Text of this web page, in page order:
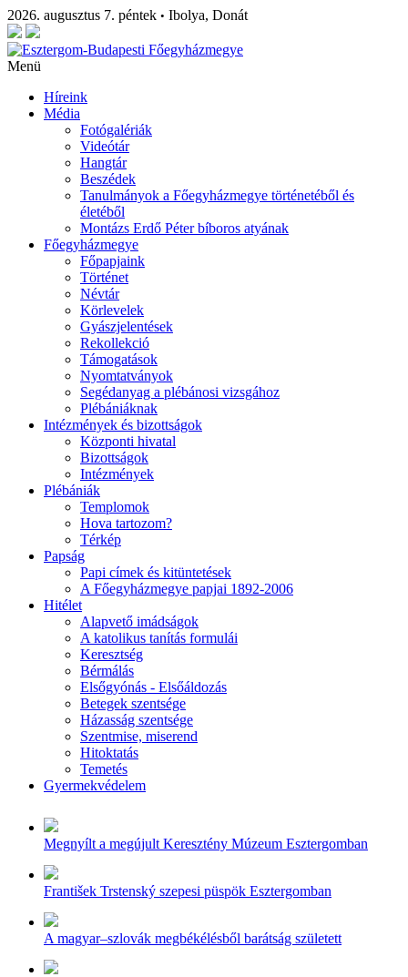
2026. augusztus 7. péntek • Ibolya, Donát
Menü
Híreink
Média
Fotógalériák
Videótár
Hangtár
Beszédek
Tanulmányok a Főegyházmegye történetéből és
életéből
Montázs Erdő Péter bíboros atyának
Főegyházmegye
Főpapjaink
Történet
Névtár
Körlevelek
Gyászjelentések
Rekollekció
Támogatások
Nyomtatványok
Segédanyag a plébánosi vizsgához
Plébániáknak
Intézmények és bizottságok
Központi hivatal
Bizottságok
Intézmények
Plébániák
Templomok
Hova tartozom?
Térkép
Papság
Papi címek és kitüntetések
A Főegyházmegye papjai 1892-2006
Hitélet
Alapvető imádságok
A katolikus tanítás formulái
Keresztség
Bérmálás
Elsőgyónás - Elsőáldozás
Betegek szentsége
Házasság szentsége
Szentmise, miserend
Hitoktatás
Temetés
Gyermekvédelem
Megnyílt a megújult Keresztény Múzeum Esztergomban
František Trstenský szepesi püspök Esztergomban
A magyar–szlovák megbékélésből barátság született